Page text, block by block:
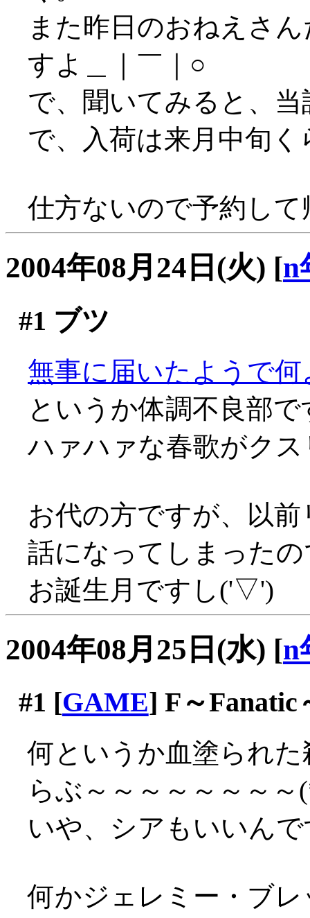
また昨日のおねえさ
すよ＿｜￣｜○
で、聞いてみると、
で、入荷は来月中旬
仕方ないので予約して
2004年08月24日(火) [n
#1 ブツ
無事に届いたようで
というか体調不良部
ハァハァな春歌がク
お代の方ですが、以
話になってしまった
お誕生月ですし('▽')
2004年08月25日(水) [n
#1 [GAME] F～Fanatic
何というか血塗られ
らぶ～～～～～～～
いや、シアもいいんで
何かジェレミー・ブ